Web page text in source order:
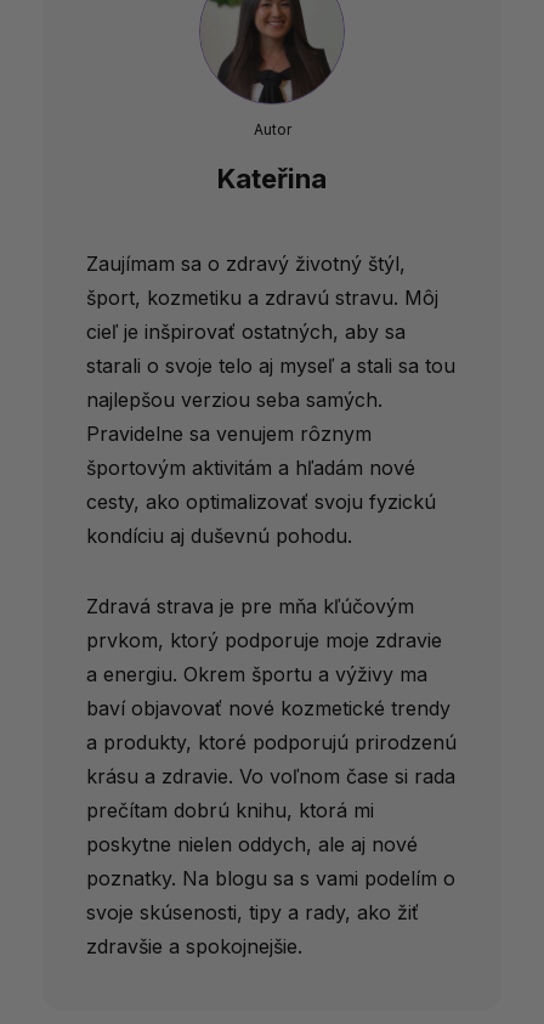
Autor
Kateřina
Zaujímam sa o zdravý životný štýl,
šport, kozmetiku a zdravú stravu. Môj
cieľ je inšpirovať ostatných, aby sa
starali o svoje telo aj myseľ a stali sa tou
najlepšou verziou seba samých.
Pravidelne sa venujem rôznym
športovým aktivitám a hľadám nové
cesty, ako optimalizovať svoju fyzickú
kondíciu aj duševnú pohodu.
Zdravá strava je pre mňa kľúčovým
prvkom, ktorý podporuje moje zdravie
a energiu. Okrem športu a výživy ma
baví objavovať nové kozmetické trendy
a produkty, ktoré podporujú prirodzenú
krásu a zdravie. Vo voľnom čase si rada
prečítam dobrú knihu, ktorá mi
poskytne nielen oddych, ale aj nové
poznatky. Na blogu sa s vami podelím o
svoje skúsenosti, tipy a rady, ako žiť
zdravšie a spokojnejšie.